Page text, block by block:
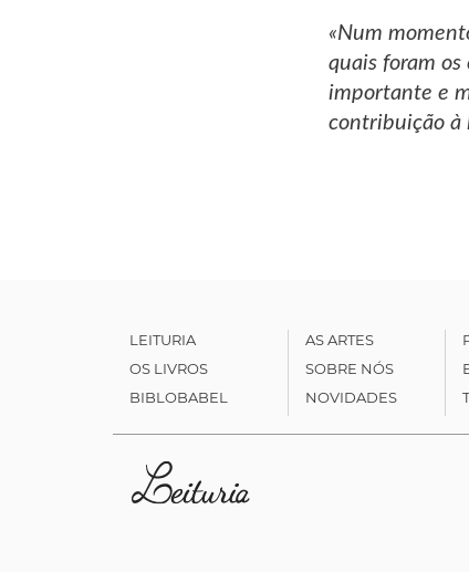
«Num
quais foram os
importante e
contribuição à
LEITURIA
OS LIVROS
BIBLOBABEL
AS ARTES
SOBRE NÓS
NOVIDADES